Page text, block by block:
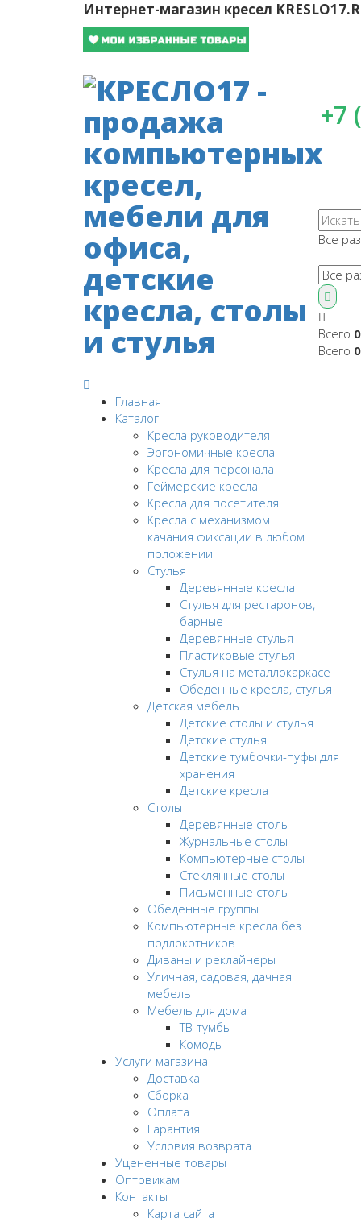
Интернет-магазин кресел
+7
Все
Всего
Всего
Главная
Каталог
Кресла руководителя
Эргономичные кресла
Кресла для персонала
Геймерские кресла
Кресла для посетителя
Кресла с механизмом
качания фиксации в любом
положении
Стулья
Деревянные кресла
Стулья для рестаронов,
барные
Деревянные стулья
Пластиковые стулья
Стулья на металлокаркасе
Обеденные кресла, стулья
Детская мебель
Детские столы и стулья
Детские стулья
Детские тумбочки-пуфы для
хранения
Детские кресла
Столы
Деревянные столы
Журнальные столы
Компьютерные столы
Стеклянные столы
Письменные столы
Обеденные группы
Компьютерные кресла без
подлокотников
Диваны и реклайнеры
Уличная, садовая, дачная
мебель
Мебель для дома
ТВ-тумбы
Комоды
Услуги магазина
Доставка
Сборка
Оплата
Гарантия
Условия возврата
Уцененные товары
Оптовикам
Контакты
Карта сайта